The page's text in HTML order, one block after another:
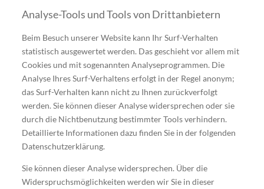
Analyse-Tools und Tools von Drittanbietern
Beim Besuch unserer Website kann Ihr Surf-Verhalten
statistisch ausgewertet werden. Das geschieht vor allem mit
Cookies und mit sogenannten Analyseprogrammen. Die
Analyse Ihres Surf-Verhaltens erfolgt in der Regel anonym;
das Surf-Verhalten kann nicht zu Ihnen zurückverfolgt
werden. Sie können dieser Analyse widersprechen oder sie
durch die Nichtbenutzung bestimmter Tools verhindern.
Detaillierte Informationen dazu finden Sie in der folgenden
Datenschutzerklärung.
Sie können dieser Analyse widersprechen. Über die
Widerspruchsmöglichkeiten werden wir Sie in dieser